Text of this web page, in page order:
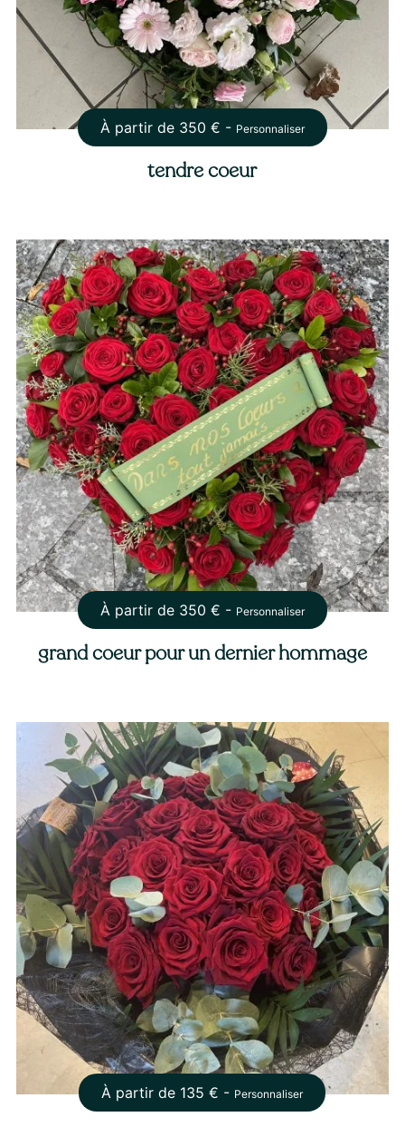
À partir de 350 € - Personnaliser
tendre coeur
À partir de 350 € - Personnaliser
grand coeur pour un dernier hommage
À partir de 135 € - Personnaliser